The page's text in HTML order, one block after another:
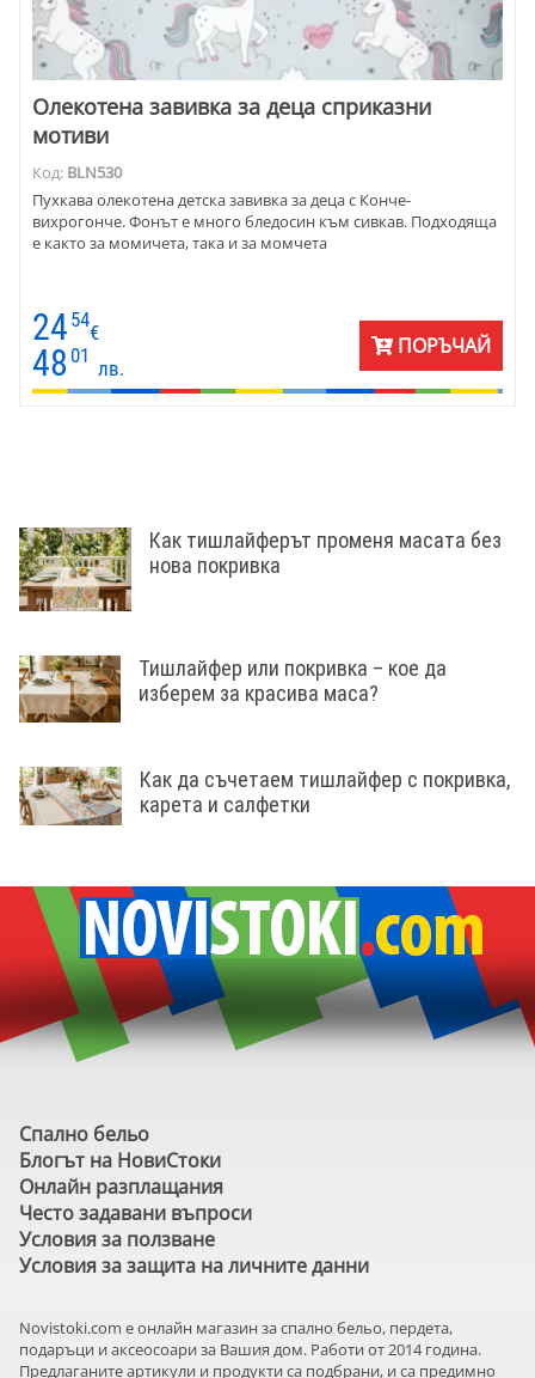
Олекотена завивка за деца сприказни
мотиви
Код: BLN530
Пухкава олекотена детска завивка за деца с Конче-
вихрогонче. Фонът е много бледосин към сивкав. Подходяща
е както за момичета, така и за момчета
24 54
€
48 01
лв.
ПОРЪЧАЙ
Как тишлайферът променя масата без
нова покривка
Тишлайфер или покривка – кое да
изберем за красива маса?
Как да съчетаем тишлайфер с покривка,
карета и салфетки
Спално бельо
Блогът на НовиСтоки
Онлайн разплащания
Често задавани въпроси
Условия за ползване
Условия за защита на личните данни
Novistoki.com e онлайн магазин за спално бельо, пердета,
подаръци и аксеосоари за Вашия дом. Работи от 2014 година.
Предлаганите артикули и продукти са подбрани, и са предимно